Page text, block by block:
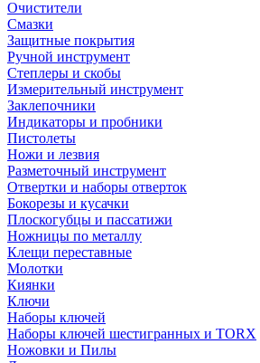
Очистители
Смазки
Защитные покрытия
Ручной инструмент
Степлеры и скобы
Измерительный инструмент
Заклепочники
Индикаторы и пробники
Пистолеты
Ножи и лезвия
Разметочный инструмент
Отвертки и наборы отверток
Бокорезы и кусачки
Плоскогубцы и пассатижи
Ножницы по металлу
Клещи переставные
Молотки
Киянки
Ключи
Наборы ключей
Наборы ключей шестигранных и TORX
Ножовки и Пилы